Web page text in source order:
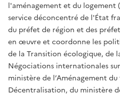
l'aménagement et du logement
service déconcentré de l'État
du préfet de région et des
en œuvre et coordonne les
de la Transition écologique, de
Négociations internationales
ministère de l’Aménagement
Décentralisation, du ministère